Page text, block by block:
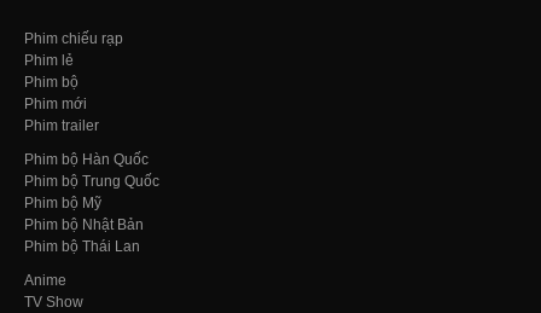
Phim chiếu rạp
Phim lẻ
Phim bộ
Phim mới
Phim trailer
Phim bộ Hàn Quốc
Phim bộ Trung Quốc
Phim bộ Mỹ
Phim bộ Nhật Bản
Phim bộ Thái Lan
Anime
TV Show